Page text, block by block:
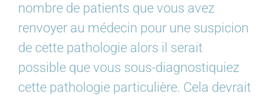
nombre de patients que vous avez
renvoyer au médecin pour une suspicion
de cette pathologie alors il serait
possible que vous sous-diagnostiquiez
cette pathologie particulière. Cela devrait